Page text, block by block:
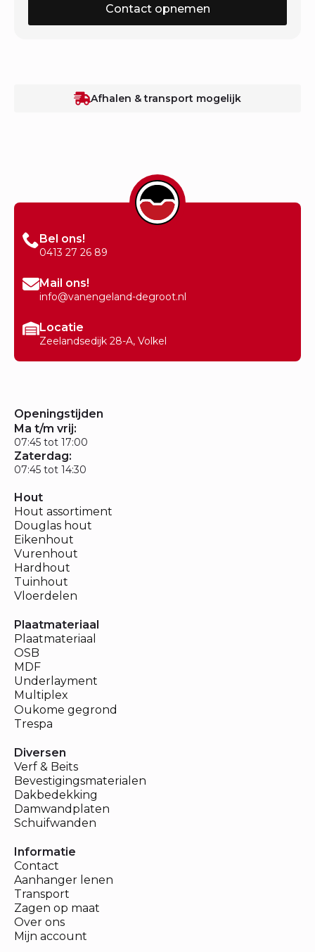
Contact opnemen
Afhalen & transport mogelijk
Bel ons!
0413 27 26 89
Mail ons!
info@vanengeland-degroot.nl
Locatie
Zeelandsedijk 28-A, Volkel
Openingstijden
Ma t/m vrij:
07:45 tot 17:00
Zaterdag:
07:45 tot 14:30
Hout
Hout assortiment
Douglas hout
Eikenhout
Vurenhout
Hardhout
Tuinhout
Vloerdelen
Plaatmateriaal
Plaatmateriaal
OSB
MDF
Underlayment
Multiplex
Oukome gegrond
Trespa
Diversen
Verf & Beits
Bevestigingsmaterialen
Dakbedekking
Damwandplaten
Schuifwanden
Informatie
Contact
Aanhanger lenen
Transport
Zagen op maat
Over ons
Mijn account